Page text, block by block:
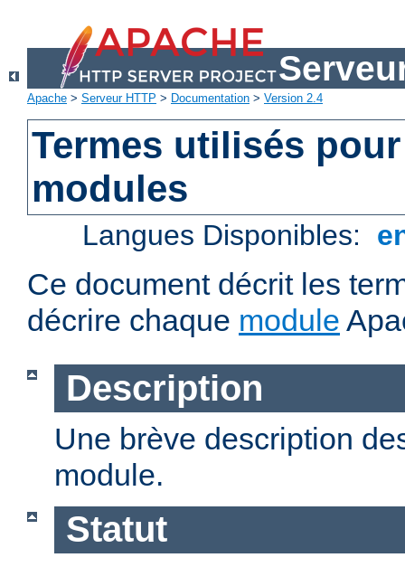
Apache > Serveur HTTP > Documentation > Version 2.4
Termes utilisés
modules
Langues Disponibles:
Ce document décrit les
décrire chaque module
Description
Une brève description
module.
Statut